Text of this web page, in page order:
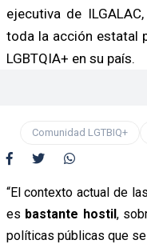
ejecutiva de
toda la acción estatal
LGBTQIA+ en su país.
Comunidad LGTBIQ+
“El contexto actual de las
es bastante hostil,
políticas públicas que